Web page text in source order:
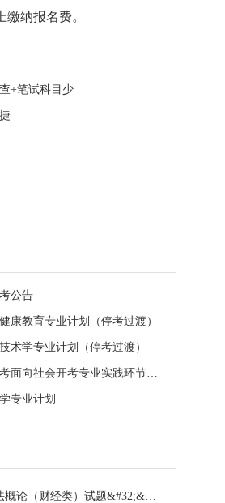
纳报名费。
+笔试科目少
公告
康教育专业计划（停考过渡）
术学专业计划（停考过渡）
武汉科技大学2024年下半年自考面向社会开考专业实践环节考核工作安排
专业计划
全国2024年4月自学考试经济法概论（财经类）试题&#32;&#32;